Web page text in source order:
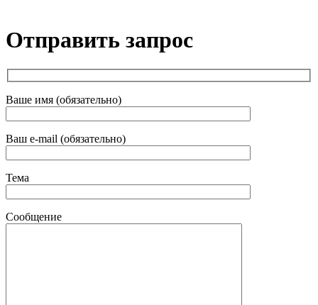
Отправить запрос
Ваше имя (обязательно)
Ваш e-mail (обязательно)
Тема
Сообщение